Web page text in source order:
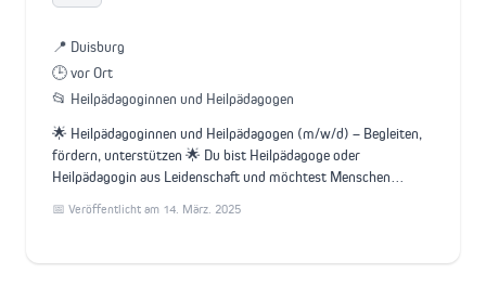
📍 Duisburg
🕒 vor Ort
📂 Heilpädagoginnen und Heilpädagogen
🌟 Heilpädagoginnen und Heilpädagogen (m/w/d) – Begleiten,
fördern, unterstützen 🌟 Du bist Heilpädagoge oder
Heilpädagogin aus Leidenschaft und möchtest Menschen…
📅 Veröffentlicht am 14. März. 2025